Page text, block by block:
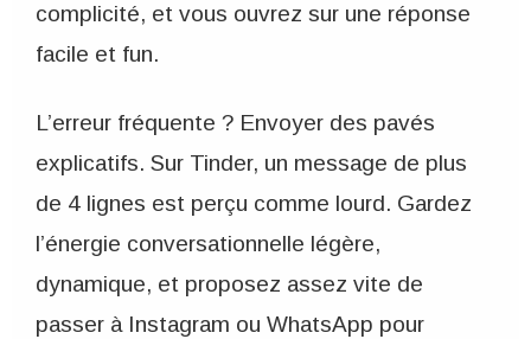
complicité, et vous ouvrez sur une réponse
facile et fun.
L’erreur fréquente ? Envoyer des pavés
explicatifs. Sur Tinder, un message de plus
de 4 lignes est perçu comme lourd. Gardez
l’énergie conversationnelle légère,
dynamique, et proposez assez vite de
passer à Instagram ou WhatsApp pour